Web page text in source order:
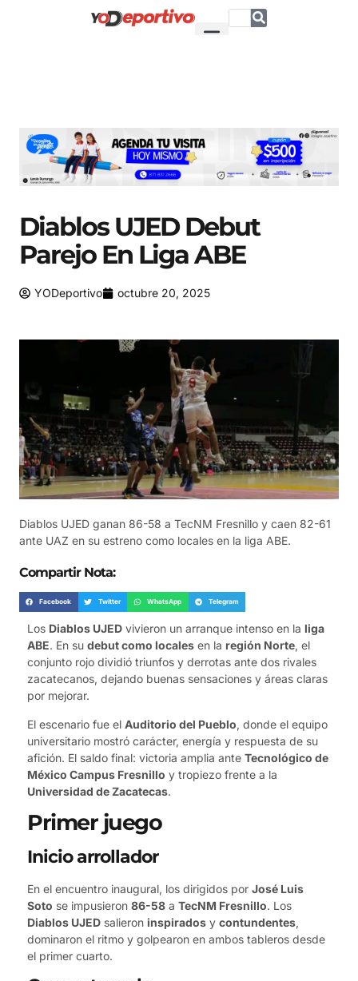
Diablos UJED Debut
Parejo En Liga ABE
YODeportivo octubre 20, 2025
Diablos UJED ganan 86-58 a TecNM Fresnillo y caen 82-61
ante UAZ en su estreno como locales en la liga ABE.
Compartir Nota:
Facebook Twitter WhatsApp Telegram
Los Diablos UJED vivieron un arranque intenso en la liga
ABE. En su debut como locales en la región Norte, el
conjunto rojo dividió triunfos y derrotas ante dos rivales
zacatecanos, dejando buenas sensaciones y áreas claras
por mejorar.
El escenario fue el Auditorio del Pueblo, donde el equipo
universitario mostró carácter, energía y respuesta de su
afición. El saldo final: victoria amplia ante Tecnológico de
México Campus Fresnillo y tropiezo frente a la
Universidad de Zacatecas.
Primer juego
Inicio arrollador
En el encuentro inaugural, los dirigidos por José Luis
Soto se impusieron 86-58 a TecNM Fresnillo. Los
Diablos UJED salieron inspirados y contundentes,
dominaron el ritmo y golpearon en ambos tableros desde
el primer cuarto.